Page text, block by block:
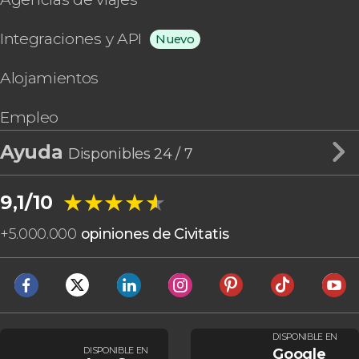
Integraciones y API Nuevo
Alojamientos
Empleo
Ayuda Disponibles 24 / 7
9,1/10 ★★★★★
★★★★★
+5.000.000 opiniones de Civitatis
DISPONIBLE EN
DISPONIBLE EN
Google